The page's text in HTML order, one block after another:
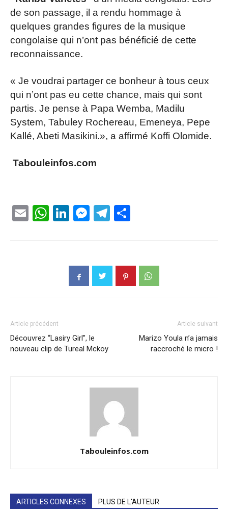
de son passage, il a rendu hommage à
quelques grandes figures de la musique
congolaise qui n’ont pas bénéficié de cette
reconnaissance.
« Je voudrai partager ce bonheur à tous ceux
qui n’ont pas eu cette chance, mais qui sont
partis. Je pense à Papa Wemba, Madilu
System, Tabuley Rochereau, Emeneya, Pepe
Kallé, Abeti Masikini.», a affirmé Koffi Olomide.
Tabouleinfos.com
EmailWhatsApp
LinkedIn
Messenger
Telegram
Article précédent
Découvrez “Lasiry Girl”, le
nouveau clip de Tureal Mckoy
Article suivant
Marizo Youla n’a jamais
raccroché le micro !
Tabouleinfos.com
ARTICLES CONNEXES PLUS DE L'AUTEUR